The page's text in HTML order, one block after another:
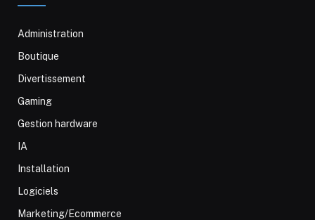
Administration
Boutique
Divertissement
Gaming
Gestion hardware
IA
Installation
Logiciels
Marketing/Ecommerce